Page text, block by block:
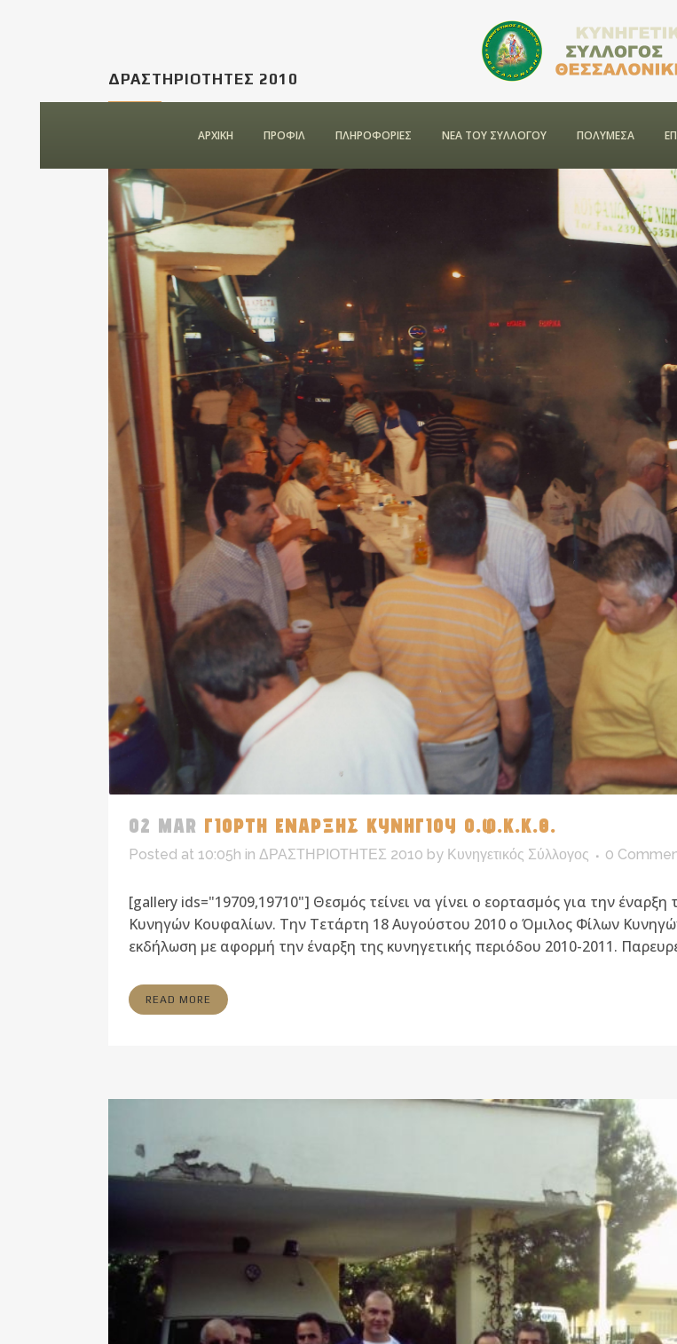
ΑΡΧΙΚΗ ΠΡΟΦΙΛ ΠΛΗΡΟΦΟΡΙΕΣ ΝΕΑ ΤΟΥ ΣΥΛΛΟΓΟΥ ΠΟΛΥΜΕΣΑ
ΔΡΑΣΤΗΡΙΟΤΗΤΕΣ 2010
02 MAR ΓΙΟΡΤΗ ΕΝΑΡΞΗΣ ΚΥΝΗΓΙΟΥ Ο.Φ.Κ.Κ.Θ.
Posted at 10:05h in ΔΡΑΣΤΗΡΙΟΤΗΤΕΣ 2010 by Κυνηγετικός Σύλλογος 0
[gallery ids="19709,19710"] Θεσμός τείνει να γίνει ο εορτασμός για την
Κυνηγών Κουφαλίων. Την Τετάρτη 18 Αυγούστου 2010 ο Όμιλος Φίλων
εκδήλωση με αφορμή την έναρξη της κυνηγετικής περιόδου 2010-2011.
READ MORE